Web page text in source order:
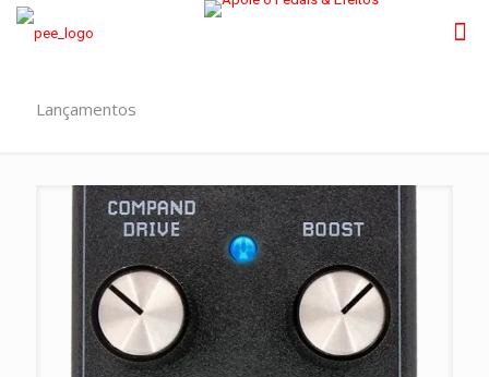
Lançamentos